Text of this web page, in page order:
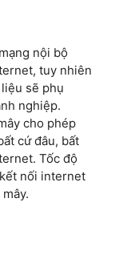
nội bộ
tuy nhiên
sẽ phụ
nghiệp.
cho phép
cứ đâu, bất
Tốc độ
nối internet